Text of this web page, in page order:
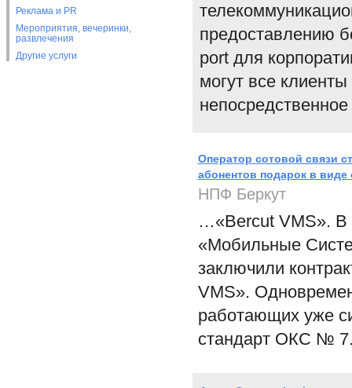
Реклама и PR
Мероприятия, вечеринки,
развлечения
Другие услуги
предоставлению
port для
могут все
Оператор сотовой связи
абонентов подарок в
НПФ Беркут
…«Bercut VMS». В
«Мобильные
заключили
VMS».
работающих уже
стандарт ОКС №